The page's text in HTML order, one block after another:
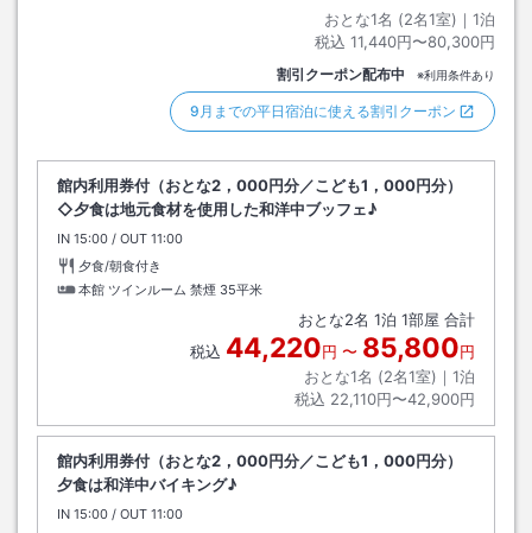
おとな1名 (2名1室)｜ 1泊
税込 11,440円〜80,300円
割引クーポン配布中 ※利用条件あり
9月までの平日宿泊に使える割引クーポン
館内利用券付（おとな2，000円分／こども1，000円分）
◇夕食は地元食材を使用した和洋中ブッフェ♪
IN チェックイン
15:00 / OUT チェックアウト
11:00
夕食/朝食付き
本館 ツインルーム 禁煙 35平米
おとな2名 1泊 1部屋 合計
税込 44,220円 〜 85,800円
おとな1名 (2名1室)｜ 1泊
税込 22,110円〜42,900円
館内利用券付（おとな2，000円分／こども1，000円分）
夕食は和洋中バイキング♪
IN チェックイン
15:00 / OUT チェックアウト
11:00